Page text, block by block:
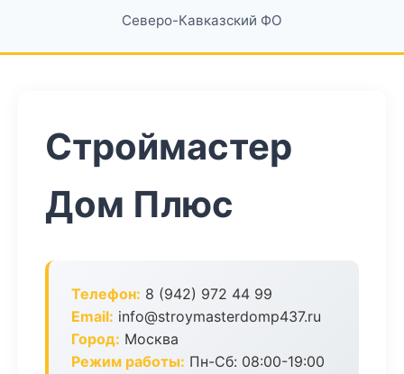
Северо-Кавказский ФО
Строймастер
Дом Плюс
Телефон: 8 (942) 972 44 99
Email: info@stroymasterdomp437.ru
Город: Москва
Режим работы: Пн-Сб: 08:00-19:00